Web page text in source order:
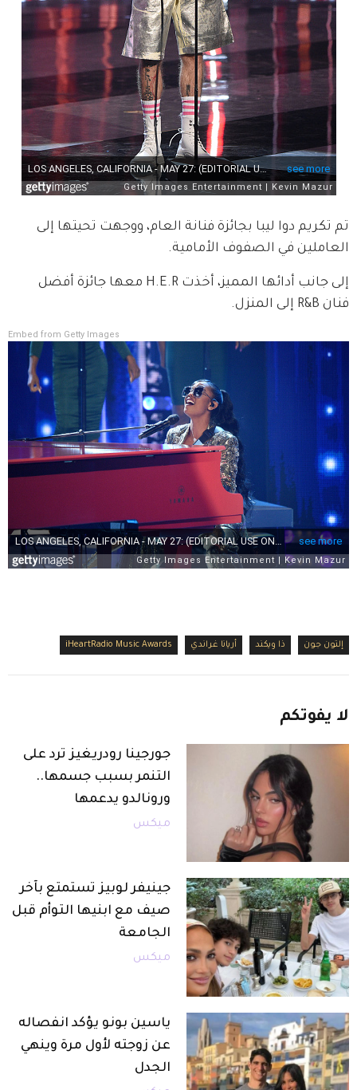
تم تكريم دوا ليبا بجائزة فنانة العام، ووجهت تحيتها إلى
العاملين في الصفوف الأمامية.
إلى جانب أدائها المميز، أخذت H.E.R معها جائزة أفضل
فنان R&B إلى المنزل.
Embed from Getty Images
إلتون جون ذا ويكند أريانا غراندي iHeartRadio Music Awards
لا يفوتكم
جورجينا رودريغيز ترد على
التنمر بسبب جسمها..
ورونالدو يدعمها
ميكس
جينيفر لوبيز تستمتع بآخر
صيف مع ابنيها التوأم قبل
الجامعة
ميكس
ياسين بونو يؤكد انفصاله
عن زوجته لأول مرة وينهي
الجدل